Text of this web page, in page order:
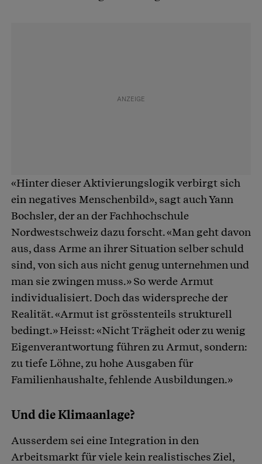
«Hinter dieser Aktivierungslogik verbirgt sich
ein negatives Menschenbild», sagt auch Yann
Bochsler, der an der Fachhochschule
Nordwestschweiz dazu forscht. «Man geht davon
aus, dass Arme an ihrer Situation selber schuld
sind, von sich aus nicht genug unternehmen und
man sie zwingen muss.» So werde Armut
individualisiert. Doch das widerspreche der
Realität. «Armut ist grösstenteils strukturell
bedingt.» Heisst: «Nicht Trägheit oder zu wenig
Eigenverantwortung führen zu Armut, sondern:
zu tiefe Löhne, zu hohe Ausgaben für
Familienhaushalte, fehlende Ausbildungen.»
Und die Klimaanlage?
Ausserdem sei eine Integration in den
Arbeitsmarkt für viele kein realistisches Ziel,